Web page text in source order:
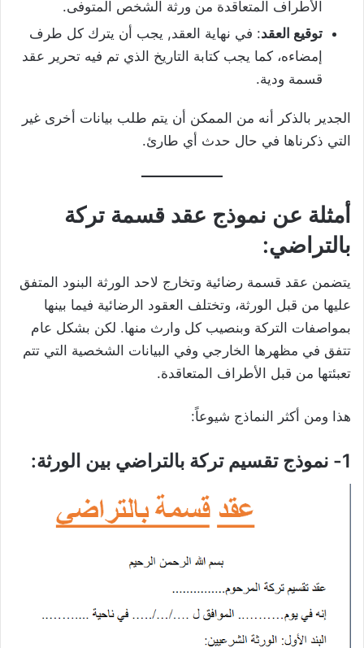
الأطراف المتعاقدة من ورثة الشخص المتوفى.
توقيع العقد: في نهاية العقد, يجب أن يترك كل طرف
إمضاءه، كما يجب كتابة التاريخ الذي تم فيه تحرير عقد
قسمة ودية.
الجدير بالذكر أنه من الممكن أن يتم طلب بيانات أخرى غير
التي ذكرناها في حال حدث أي طارئ.
أمثلة عن نموذج عقد قسمة تركة
بالتراضي:
يتضمن عقد قسمة رضائية وتخارج لاحد الورثة البنود المتفق
عليها من قبل الورثة، وتختلف العقود الرضائية فيما بينها
بمواصفات التركة وبنصيب كل وارث منها. لكن بشكل عام
تتفق في مظهرها الخارجي وفي البيانات الشخصية التي تتم
تعبئتها من قبل الأطراف المتعاقدة.
هذا ومن أكثر النماذج شيوعاً:
1- نموذج تقسيم تركة بالتراضي بين الورثة: